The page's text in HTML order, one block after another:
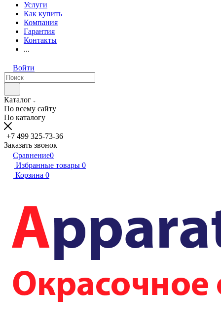
Услуги
Как купить
Компания
Гарантия
Контакты
...
Войти
Каталог
По всему сайту
По каталогу
+7 499 325-73-36
Заказать звонок
Сравнение0
Избранные товары 0
Корзина 0